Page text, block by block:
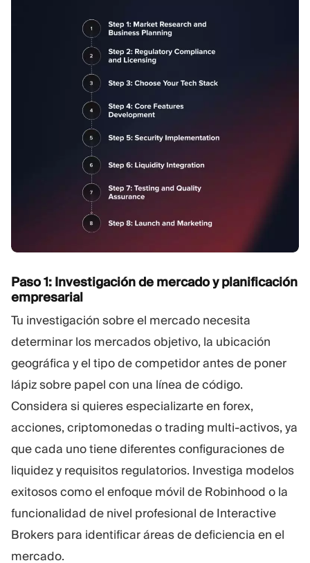
Paso 1: Investigación de mercado y planificación
empresarial
Tu investigación sobre el mercado necesita
determinar los mercados objetivo, la ubicación
geográfica y el tipo de competidor antes de poner
lápiz sobre papel con una línea de código.
Considera si quieres especializarte en forex,
acciones, criptomonedas o trading multi-activos, ya
que cada uno tiene diferentes configuraciones de
liquidez y requisitos regulatorios. Investiga modelos
exitosos como el enfoque móvil de Robinhood o la
funcionalidad de nivel profesional de Interactive
Brokers para identificar áreas de deficiencia en el
mercado.